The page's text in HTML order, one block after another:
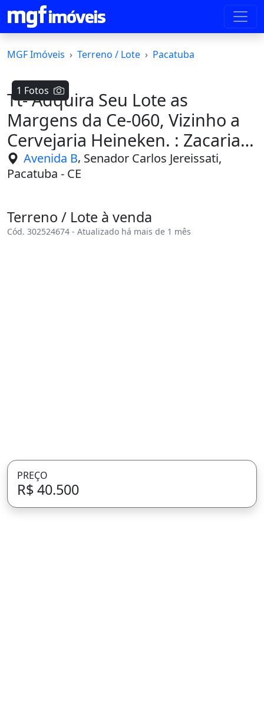
MGF Imóveis Terreno / Lote Pacatuba
1 Fotos
Tt- Adquira Seu Lote as
Margens da Ce-060, Vizinho a
Cervejaria Heineken. : Zacarias
4:6Avenida B, Senador Carlos Jereissati,
Pacatuba - CE
Terreno / Lote à venda
Cód. 302524674 - Atualizado há mais de 1 mês
PREÇO
R$ 40.500